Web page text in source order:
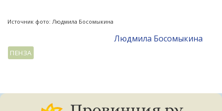
Источник фото: Людмила Босомыкина
Людмила Босомыкина
ПЕНЗА